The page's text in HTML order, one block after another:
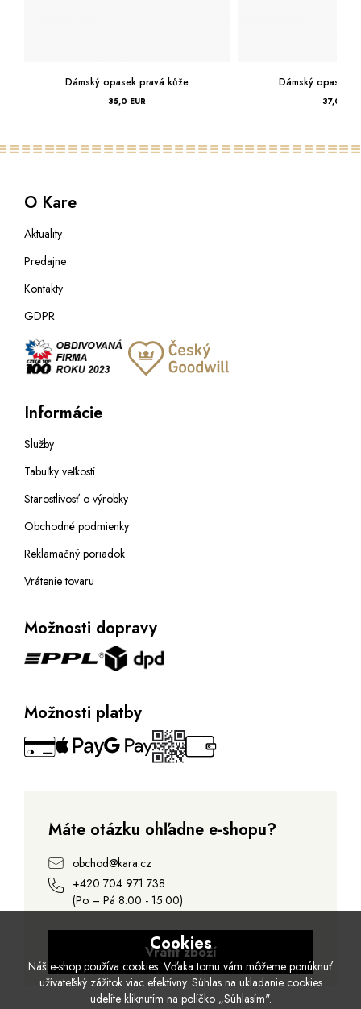
pravá kůže Dámský opasek pravá kůže
O Kare
Aktuality
Predajne
Kontakty
GDPR
Informácie
Služby
Tabuľky veľkostí
Starostlivosť o výrobky
Obchodné podmienky
Reklamačný poriadok
Vrátenie tovaru
Možnosti dopravy
Možnosti platby
Máte otázku ohľadne e-shopu?
obchod@kara.cz
+420 704 971 738
(Po – Pá 8:00 - 15:00)
Vrátit zboží
Cookies
Náš e-shop používa cookies. Vďaka tomu vám môžeme ponúknuť
užívateľský zážitok viac efektívny. Súhlas na ukladanie cookies
udelíte kliknutím na políčko „Súhlasím".